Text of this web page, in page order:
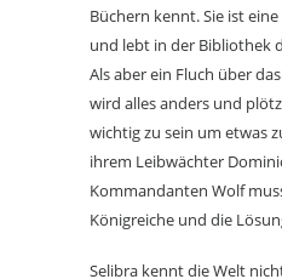
Büchern kennt. Sie ist
und lebt in der Bibliothek
Als aber ein Fluch über
wird alles anders und
wichtig zu sein um etwas
ihrem Leibwächter
Kommandanten Wolf
Königreiche und die
Selibra kennt die Welt